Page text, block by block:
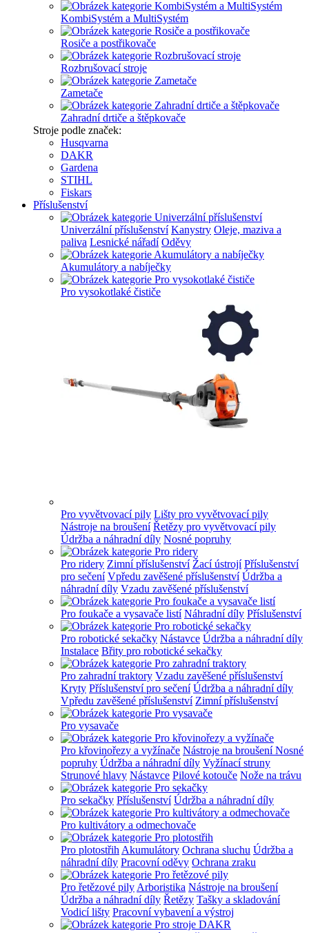
KombiSystém a MultiSystém
Rosiče a postřikovače
Rozbrušovací stroje
Zametače
Zahradní drtiče a štěpkovače
Stroje podle značek:
Husqvarna
DAKR
Gardena
STIHL
Fiskars
Příslušenství
Univerzální příslušenství Kanystry Oleje, maziva a
paliva Lesnické nářadí Oděvy
Akumulátory a nabíječky
Pro vysokotlaké čističe
Pro vyvětvovací pily Lišty pro vyvětvovací pily
Nástroje na broušení Řetězy pro vyvětvovací pily
Údržba a náhradní díly Nosné popruhy
Pro ridery Zimní příslušenství Žací ústrojí Příslušenství
pro sečení Vpředu zavěšené příslušenství Údržba a
náhradní díly Vzadu zavěšené příslušenství
Pro foukače a vysavače listí Náhradní díly Příslušenství
Pro robotické sekačky Nástavce Údržba a náhradní díly
Instalace Břity pro robotické sekačky
Pro zahradní traktory Vzadu zavěšené příslušenství
Kryty Příslušenství pro sečení Údržba a náhradní díly
Vpředu zavěšené příslušenství Zimní příslušenství
Pro vysavače
Pro křovinořezy a vyžínače Nástroje na broušeníNosné
popruhy Údržba a náhradní díly Vyžínací struny
Strunové hlavy Nástavce Pilové kotouče Nože na trávu
Pro sekačky Příslušenství Údržba a náhradní díly
Pro kultivátory a odmechovače
Pro plotostřih Akumulátory Ochrana sluchu Údržba a
náhradní díly Pracovní oděvy Ochrana zraku
Pro řetězové pily Arboristika Nástroje na broušení
Údržba a náhradní díly Řetězy Tašky a skladování
Vodicí lišty Pracovní vybavení a výstroj